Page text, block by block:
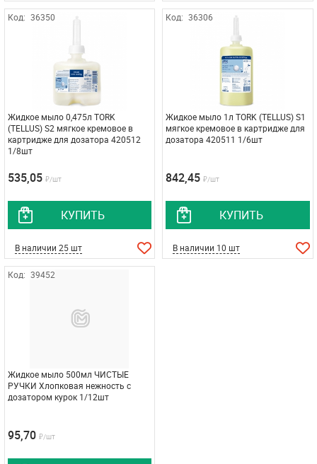
Код: 36350
Жидкое мыло 0,475л TORK
(TELLUS) S2 мягкое кремовое в
картридже для дозатора 420512
1/8шт
535,05 ₽/шт
КУПИТЬ
В наличии 25 шт
Код: 36306
Жидкое мыло 1л TORK (TELLUS) S1
мягкое кремовое в картридже для
дозатора 420511 1/6шт
842,45 ₽/шт
КУПИТЬ
В наличии 10 шт
Код: 39452
Жидкое мыло 500мл ЧИСТЫЕ
РУЧКИ Хлопковая нежность с
дозатором курок 1/12шт
95,70 ₽/шт